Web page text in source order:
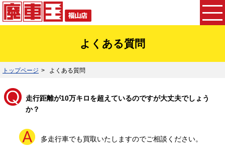
よくある質問
トップページ よくある質問
走行距離が10万キロを超えているのですが大丈夫でしょう
か？
多走行車でも買取いたしますのでご相談ください。